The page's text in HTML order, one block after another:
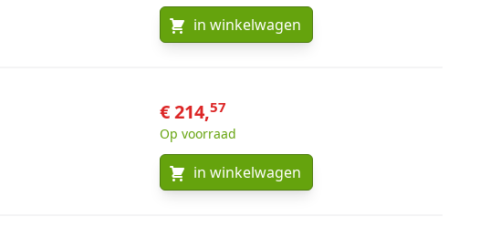
in winkelwagen
€ 214,57
Op voorraad
in winkelwagen